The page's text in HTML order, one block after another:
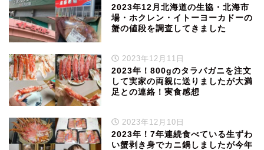
2023年12月北海道の生協・北海市
場・ホクレン・イトーヨーカドーの
蟹の値段を調査してきました
2023年12月11日
2023年！800gのタラバガニを注文
して実家の両親に送りましたが大満
足との連絡！実食感想
2023年12月10日
2023年！7年連続食べている生ずわ
い蟹剥き身でカニ鍋しましたが今年